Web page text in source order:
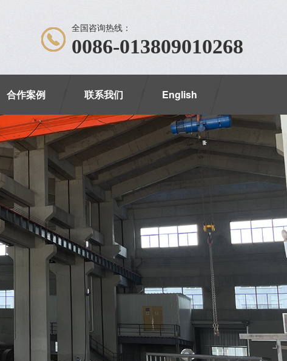
全国咨询热线：
0086-013809010268
合作案例 联系我们 English